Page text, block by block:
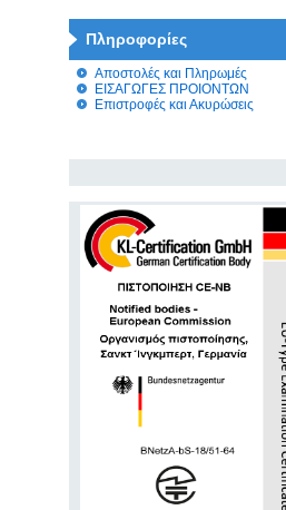
Πληροφορίες
Αποστολές και Πληρωμές
ΕΙΣΑΓΩΓΕΣ ΠΡΟΙΟΝΤΩΝ
Επιστροφές και Ακυρώσεις